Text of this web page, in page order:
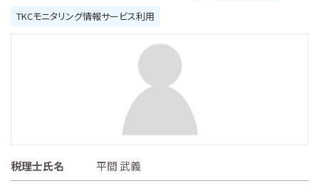
TKCモニタリング情報サービス利用
税理士氏名
平間 武義